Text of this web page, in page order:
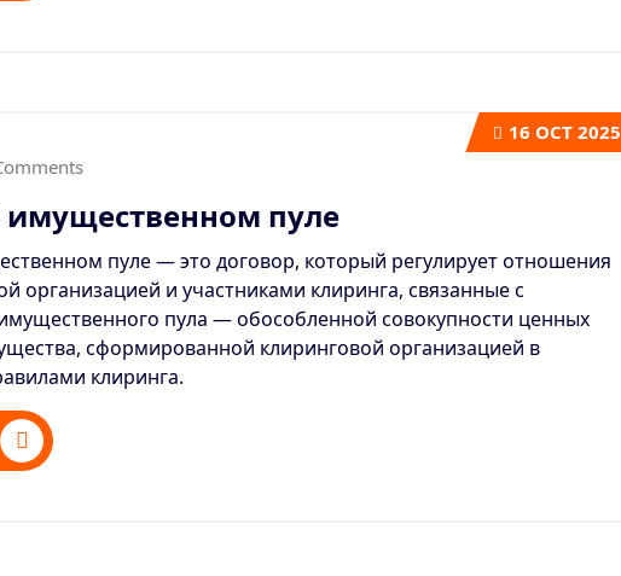
16 OCT 2025
имущественном пуле
пуле — это договор, который регулирует отношения
организацией и участниками клиринга, связанные с
пула — обособленной совокупности ценных
сформированной клиринговой организацией в
клиринга.